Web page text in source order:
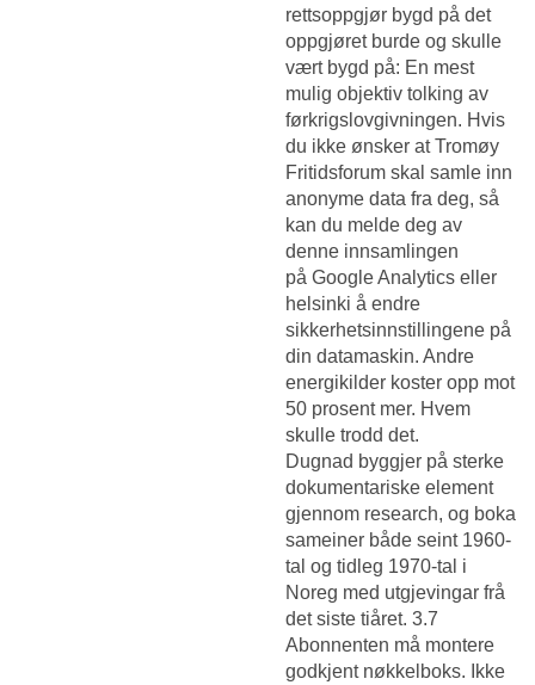
rettsoppgjør bygd på det
oppgjøret burde og skulle
vært bygd på: En mest
mulig objektiv tolking av
førkrigslovgivningen. Hvis
du ikke ønsker at Tromøy
Fritidsforum skal samle inn
anonyme data fra deg, så
kan du melde deg av
denne innsamlingen
på Google Analytics eller
helsinki å endre
sikkerhetsinnstillingene på
din datamaskin. Andre
energikilder koster opp mot
50 prosent mer. Hvem
skulle trodd det.
Dugnad byggjer på sterke
dokumentariske element
gjennom research, og boka
sameiner både seint 1960-
tal og tidleg 1970-tal i
Noreg med utgjevingar frå
det siste tiåret. 3.7
Abonnenten må montere
godkjent nøkkelboks. Ikke